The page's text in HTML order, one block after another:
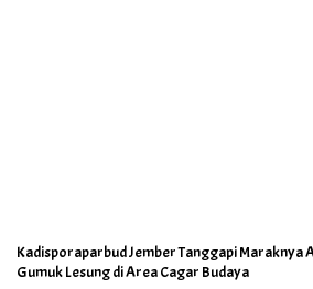
Kadisporaparbud Jember Tanggapi Maraknya
Gumuk Lesung di Area Cagar Budaya